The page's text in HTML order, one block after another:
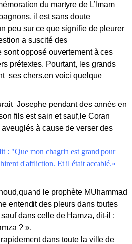
du martyre de L’Imam
il est sans doute
peu sur ce que signifie de pleurer
a suscité des
sont opposé ouvertement à ces
prétextes. Pourtant, les grands
ses chers.en voici quelque
Josephe pendant des annés en
fils est sain et sauf,le Coran
à cause de verser des
: "Que mon chagrin est grand pour
d'affliction. Et il était accablé.»
le prophète MUhammad
entendit des pleurs dans toutes
dans celle de Hamza, dit-il :
? ».
dans toute la ville de